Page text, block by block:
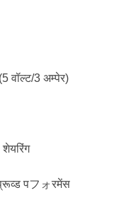
वॉल्ट/3 अम्पेर)
पフォरमेंस